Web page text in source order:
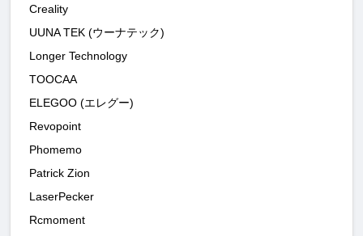
Creality
UUNA TEK (ウーナテック)
Longer Technology
TOOCAA
ELEGOO (エレグー)
Revopoint
Phomemo
Patrick Zion
LaserPecker
Rcmoment